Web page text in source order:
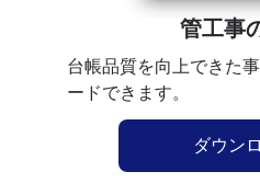
管工事
台帳品質を向上できた
ードできます。
ダウン